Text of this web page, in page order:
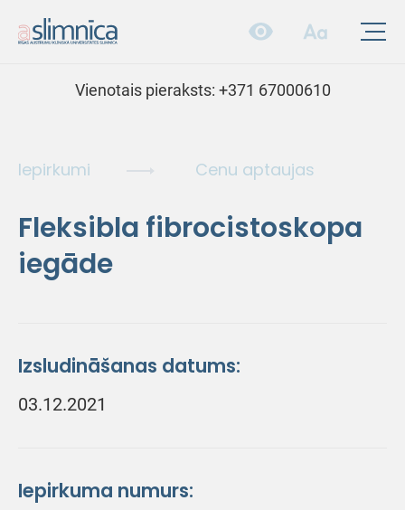
Vienotais pieraksts: +371 67000610
Iepirkumi Cenu aptaujas
Fleksibla fibrocistoskopa
iegāde
Izsludināšanas datums:
03.12.2021
Iepirkuma numurs: